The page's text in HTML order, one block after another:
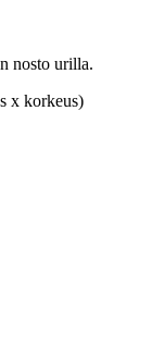
nosto urilla.
x korkeus)